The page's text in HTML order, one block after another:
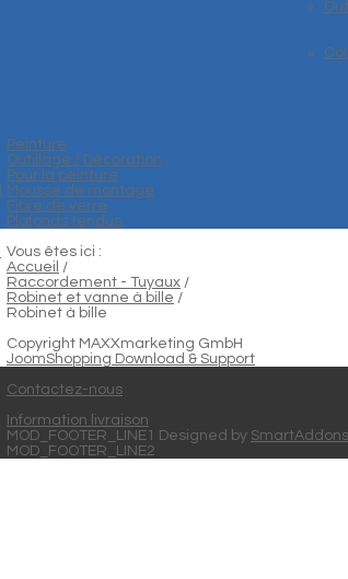
Peinture
Outillage / Décoration
Pour la peinture
Mousse de montage
Fibre de verre
Plafonds tendus
Vous êtes ici :
Accueil /
Raccordement - Tuyaux /
Robinet et vanne à bille /
Robinet à bille
Copyright MAXXmarketing GmbH
JoomShopping Download & Support
Contactez-nous
Information livraison
MOD_FOOTER_LINE1 Designed by
MOD_FOOTER_LINE2